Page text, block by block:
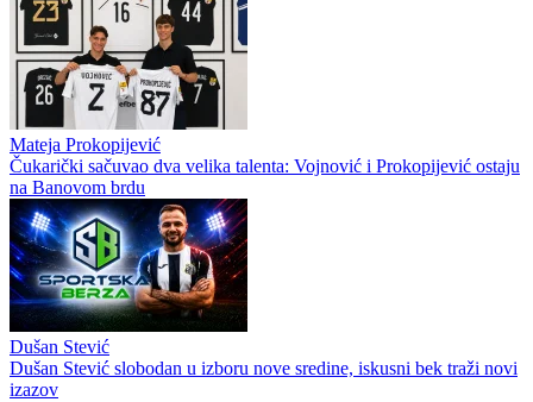
Mateja Prokopijević
Čukarički sačuvao dva velika talenta: Vojnović i Prokopijević ostaju
na Banovom brdu
Dušan Stević
Dušan Stević slobodan u izboru nove sredine, iskusni bek traži novi
izazov